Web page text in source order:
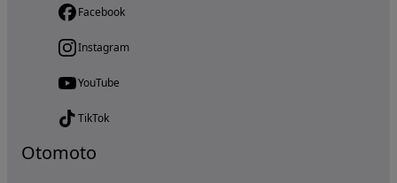
Facebook
Instagram
YouTube
TikTok
Otomoto